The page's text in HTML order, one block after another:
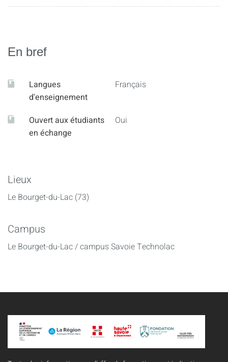
En bref
Langues
d'enseignement
Français
Ouvert aux étudiants
en échange
Oui
Lieux
Le Bourget-du-Lac (73)
Campus
Le Bourget-du-Lac / campus Savoie Technolac